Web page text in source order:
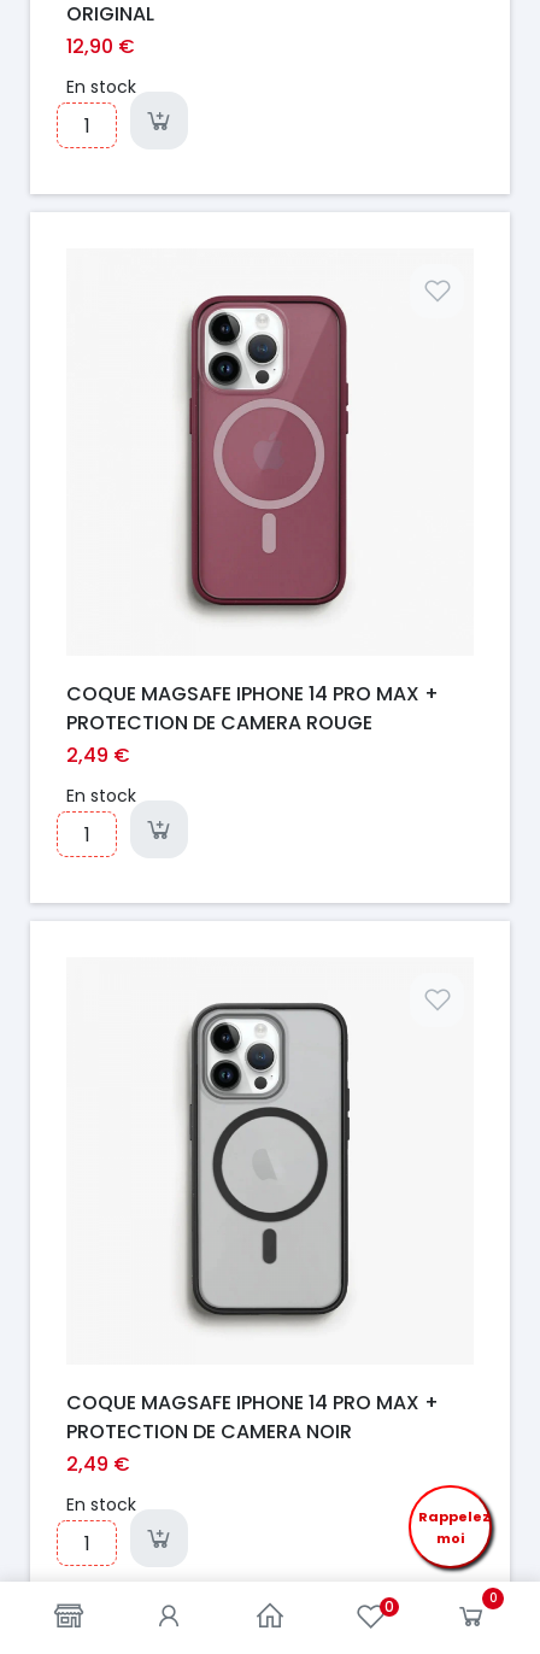
0 0
ORIGINAL
12,90 €
En stock
COQUE MAGSAFE IPHONE 14 PRO MAX +
PROTECTION DE CAMERA ROUGE
2,49 €
En stock
COQUE MAGSAFE IPHONE 14 PRO MAX +
PROTECTION DE CAMERA NOIR
2,49 €
En stock
Rappelez
moi